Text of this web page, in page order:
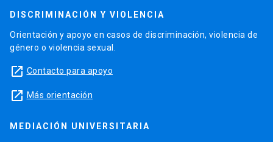
DISCRIMINACIÓN Y VIOLENCIA
Orientación y apoyo en casos de discriminación, violencia de
género o violencia sexual.
launch Contacto para apoyo
launch Más orientación
MEDIACIÓN UNIVERSITARIA